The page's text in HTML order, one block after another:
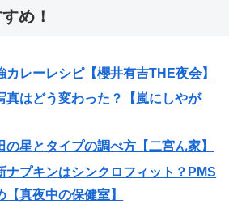
め！
カレーレシピ【櫻井有吉THE夜会】
真はどう変わった？【嵐にしやが
の星とタイプの調べ方【二宮ん家】
プキンはシンクロフィット？PMS
真夜中の保健室】